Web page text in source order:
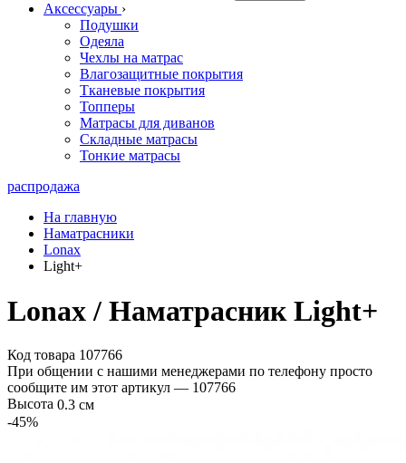
Аксессуары ›
Подушки
Одеяла
Чехлы на матрас
Влагозащитные покрытия
Тканевые покрытия
Топперы
Матрасы для диванов
Складные матрасы
Тонкие матрасы
распродажа
На главную
Наматрасники
Lonax
Light+
Lonax / Наматрасник Light+
Код товара 107766
При общении с нашими менеджерами по телефону просто
сообщите им этот артикул — 107766
Высота 0.3 см
-45%